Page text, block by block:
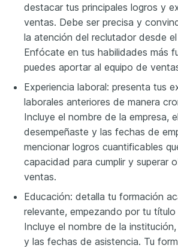
destacar tus principales logros y
ventas. Debe ser precisa y
la atención del reclutador desde
Enfócate en tus habilidades más
puedes aportar al equipo de
Experiencia laboral: presenta tus
laborales anteriores de manera
Incluye el nombre de la empresa,
desempeñaste y las fechas de
mencionar logros cuantificables
capacidad para cumplir y superar
ventas.
Educación: detalla tu formación
relevante, empezando por tu título
Incluye el nombre de la
y las fechas de asistencia. Tu